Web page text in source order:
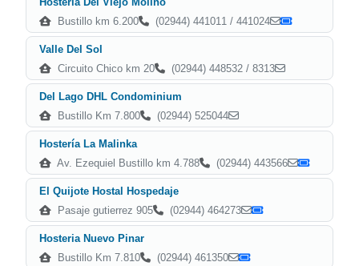
Bustillo km 6.200
(02944) 441011 / 441024
Valle Del Sol
Circuito Chico km 20
(02944) 448532 / 8313
Del Lago DHL Condominium
Bustillo Km 7.800
(02944) 525044
Hostería La Malinka
Av. Ezequiel Bustillo km 4.788
(02944) 443566
El Quijote Hostal Hospedaje
Pasaje gutierrez 905
(02944) 464273
Hosteria Nuevo Pinar
Bustillo Km 7.810
(02944) 461350